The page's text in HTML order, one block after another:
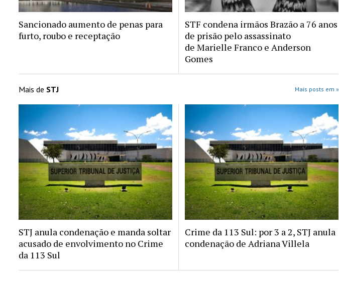
Sancionado aumento de penas para
furto, roubo e receptação
STF condena irmãos Brazão a 76 anos
de prisão pelo assassinato
de Marielle Franco e Anderson
Gomes
Mais de STJ Mais posts em »
STJ anula condenação e manda soltar
acusado de envolvimento no Crime
da 113 Sul
Crime da 113 Sul: por 3 a 2, STJ anula
condenação de Adriana Villela